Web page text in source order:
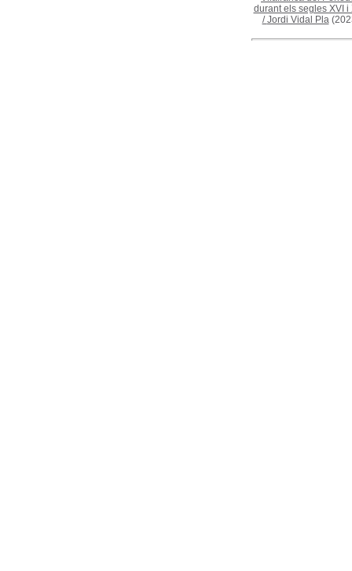
durant els segles XVI i
/Jordi Vidal Pla